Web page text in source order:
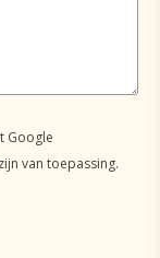
Google
zijn van toepassing.